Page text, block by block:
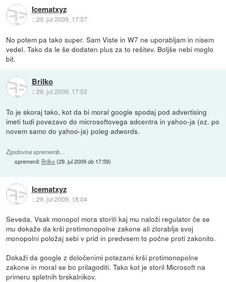
Icematxyz
::29. jul 2009, 17:37
No potem pa tako super. Sam Viste in W7 ne uporabljam in nisem
vedel. Tako da le še dodaten plus za to rešitev. Boljše nebi moglo
bit.
Brilko
::29. jul 2009, 17:53
To je skoraj tako, kot da bi moral google spodaj pod advertising
imeti tudi povezavo do microsoftovega adcentra in yahoo-ja (oz. po
novem samo do yahoo-ja) poleg adwords.
Zgodovina sprememb…
spremenil: Brilko(29. jul 2009 ob 17:59)
Icematxyz
::29. jul 2009, 18:04
Seveda. Vsak monopol mora storiti kaj mu naloži regulator če se
mu dokaže da krši protimonopolne zakone ali zlorablja svoj
monopolni položaj sebi v prid in predvsem to počne proti zakonito.
Dokaži da google z določenimi potezami krši protimonopolne
zakone in moral se bo prilagoditi. Tako kot je storil Microsoft na
primeru spletnih brskalnikov.